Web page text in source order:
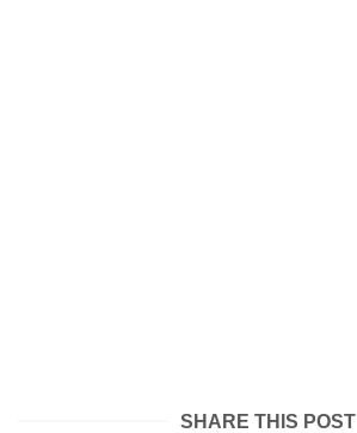
SHARE THIS POST